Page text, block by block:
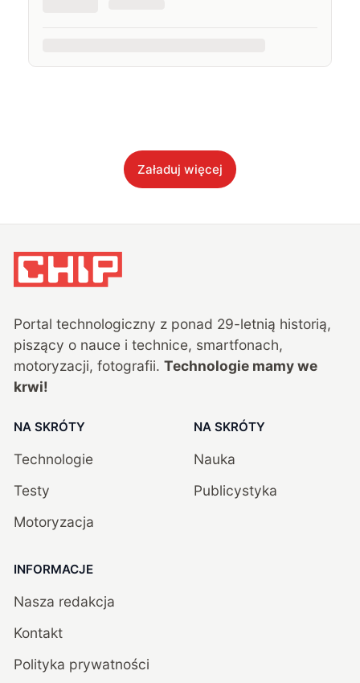
Załaduj więcej
Portal technologiczny z ponad 29-letnią historią,
piszący o nauce i technice, smartfonach,
motoryzacji, fotografii. Technologie mamy we
krwi!
NA SKRÓTY
Technologie
Testy
Motoryzacja
NA SKRÓTY
Nauka
Publicystyka
INFORMACJE
Nasza redakcja
Kontakt
Polityka prywatności